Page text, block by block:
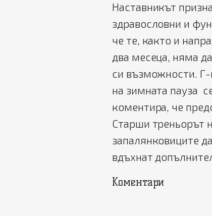
Наставникът
здравословни и
че те, както и
два месеца, няма
си възможности.
на зимната пауза
коментира, че
Старши треньорът
запалянковиците
вдъхнат
Коментари